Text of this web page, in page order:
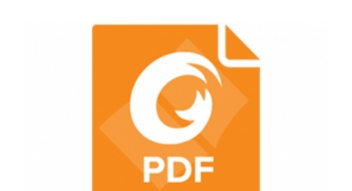
Tải tài liệu